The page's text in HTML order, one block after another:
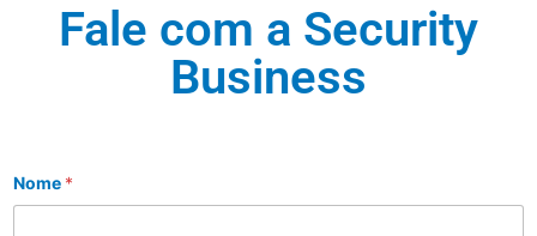
Fale com a Security
Business
Nome *